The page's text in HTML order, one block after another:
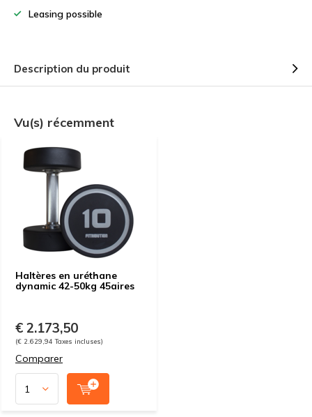
Leasing possible
Description du produit
Vu(s) récemment
Haltères en uréthane
dynamic 42-50kg 45aires
€ 2.173,50
(€ 2.629,94 Taxes incluses)
Comparer